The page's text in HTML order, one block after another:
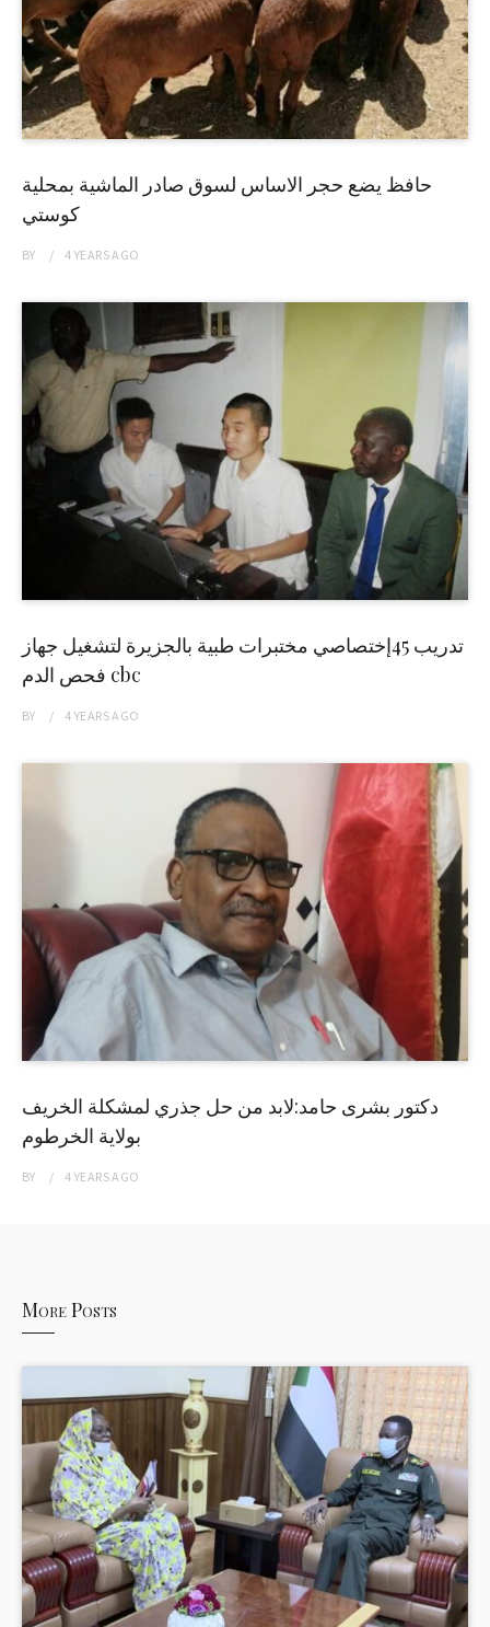
حافظ يضع حجر الاساس لسوق صادر الماشية بمحلية
كوستي
BY 4 YEARSAGO
تدريب 45إختصاصي مختبرات طبية بالجزيرة لتشغيل جهاز
فحص الدم cbc
BY 4 YEARSAGO
دكتور بشرى حامد:لابد من حل جذري لمشكلة الخريف
بولاية الخرطوم
BY 4 YEARSAGO
More Posts